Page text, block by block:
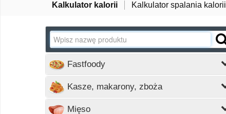
Kalkulator kalorii Kalkulator spalania kalorii
Fastfoody
Wczytywanie
Kasze, makarony, zboża
Wczytywanie
Mięso